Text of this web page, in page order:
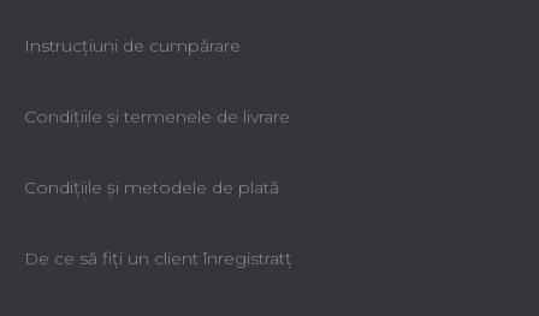
Instrucțiuni de cumpărare
Condiţiile şi termenele de livrare
Condiţiile şi metodele de plată
De ce să fiţi un client înregistratţ